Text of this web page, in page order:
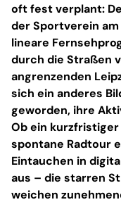
oft fest verplant:
der Sportverein
lineare
durch die Straßen
angrenzenden
sich ein anderes
geworden, ihre
Ob ein
spontane Radtour
Eintauchen in
aus – die starren
weichen